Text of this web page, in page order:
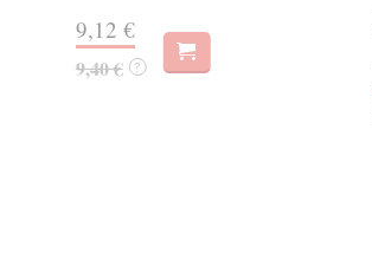
9,12 €
9,40 € ?